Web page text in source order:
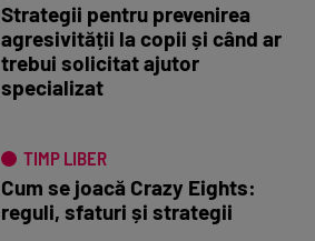
Strategii pentru prevenirea
agresivității la copii și când ar
trebui solicitat ajutor
specializat
TIMP LIBER
Cum se joacă Crazy Eights:
reguli, sfaturi și strategii